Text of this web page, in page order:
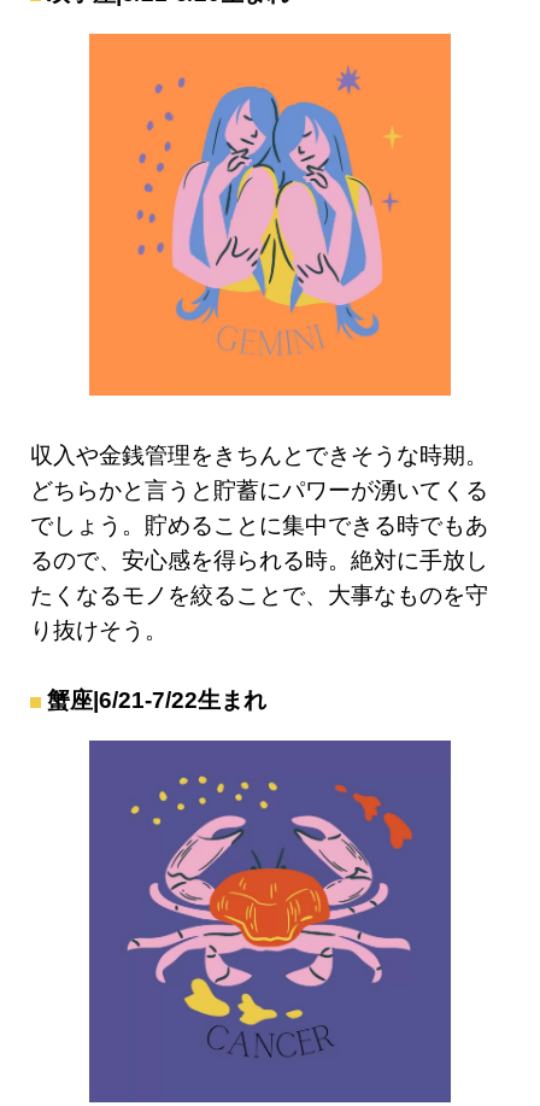
収入や金銭管理をきちんとできそうな時期。
どちらかと言うと貯蓄にパワーが湧いてくる
でしょう。貯めることに集中できる時でもあ
るので、安心感を得られる時。絶対に手放し
たくなるモノを絞ることで、大事なものを守
り抜けそう。
蟹座|6/21-7/22生まれ